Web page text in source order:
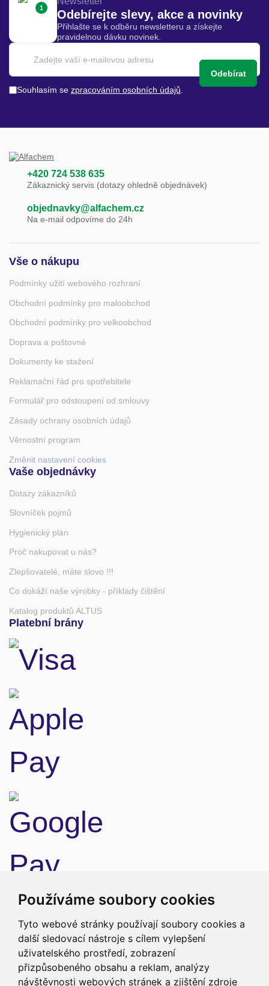
Používáme soubory cookies
Tyto webové stránky používají soubory cookies a
další sledovací nástroje s cílem vylepšení
uživatelského prostředí, zobrazení
přizpůsobeného obsahu a reklam, analýzy
návštěvnosti webových stránek a zjištění zdroje
1
Odebírejte slevy, akce a novinky
Přihlašte se k odběru newsletteru a získejte
pravidelnou dávku novinek.
Odebírat
Souhlasím se zpracováním osobních údajů
+420 724 538 635
Zákaznický servis (dotazy ohledně objednávek)
objednavky@alfachem.cz
Na e-mail odpovíme do 24h
Vše o nákupu
Podmínky užití webového rozhraní
Obchodní podmínky pro maloobchod
Obchodní podmínky pro velkoobchod
Doprava a poštovné
Dokumenty ke stažení
Reklamační řád pro spotřebitele
Formulář pro odstoupení od smlouvy
Zásady ochrany osobních údajů
Věrnostní program
Změnit nastavení cookies
Vaše objednávky
Dotazy zákazníků
Slovníček pojmů
Hygienický plán
Proč nakupovat u nás?
Zlepšovatelé, máte slovo !!!
Co dokáží naše výrobky - příklady čištění
Katalog produktů ALTUS
Platební brány
Doprava